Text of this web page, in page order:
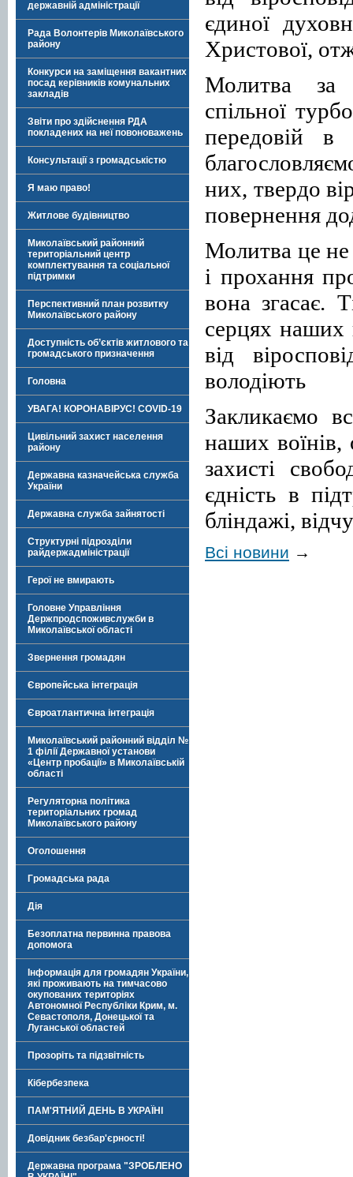
державній адміністрації
Рада Волонтерів Миколаївського
району
Конкурси на заміщення вакантних
посад керівників комунальних
закладів
Звіти про здійснення РДА
покладених на неї повоноважень
Консультації з громадськістю
Я маю право!
Житлове будівництво
Миколаївський районний
територіальний центр
комплектування та соціальної
підтримки
Перспективний план розвитку
Миколаївського району
Доступність об’єктів житлового та
громадського призначення
Головна
УВАГА! КОРОНАВІРУС! COVID-19
Цивільний захист населення
району
Державна казначейська служба
України
Державна служба зайнятості
Структурні підрозділи
райдержадміністрації
Герої не вмирають
Головне Управління
Держпродспоживслужби в
Миколаївської області
Звернення громадян
Європейська інтеграція
Євроатлантична інтеграція
Миколаївський районний відділ №
1 філії Державної установи
«Центр пробації» в Миколаївській
області
Регуляторна політика
територіальних громад
Миколаївського району
Оголошення
Громадська рада
Дія
Безоплатна первинна правова
допомога
Інформація для громадян України,
які проживають на тимчасово
окупованих територіях
Автономної Республіки Крим, м.
Севастополя, Донецької та
Луганської областей
Прозоріть та підзвітність
Кібербезпека
ПАМ'ЯТНИЙ ДЕНЬ В УКРАЇНІ
Довідник безбар'єрності!
Державна програма "ЗРОБЛЕНО
єдиної
Христової,
Молитва за
спільної
передовій
них, твердо
повернення
Молитва це не
і прохання
вона згасає.
серцях наших
від
володіють
Закликаємо
наших воїнів,
захисті
єдність в
бліндажі,
Всі новини →